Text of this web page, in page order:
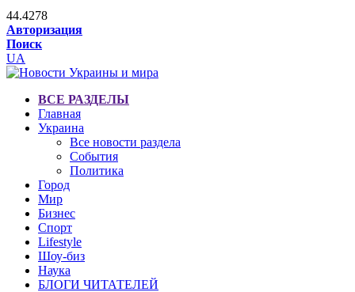
44.4278
Авторизация
Поиск
UA
ВСЕ РАЗДЕЛЫ
Главная
Украина
Все новости раздела
События
Политика
Город
Мир
Бизнес
Спорт
Lifestyle
Шоу-биз
Наука
БЛОГИ ЧИТАТЕЛЕЙ